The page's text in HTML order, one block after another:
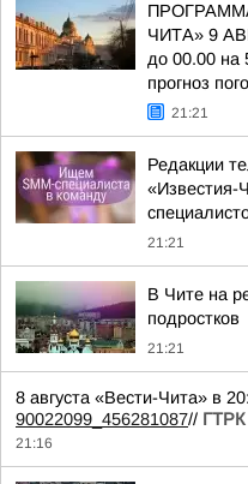
ЧИТА» 9
до 00.00 на
прогноз
21:21
Редакции
«Известия-
21:21
В Чите на
подростков
21:21
8 августа «Вести-Чита» в
90022099_456281087// ГТРК
21:16